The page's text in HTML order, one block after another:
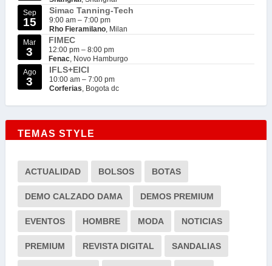
Sep
15
Simac Tanning-Tech
9:00 am – 7:00 pm
Rho Fieramilano, Milan
Mar
3
FIMEC
12:00 pm – 8:00 pm
Fenac, Novo Hamburgo
Ago
3
IFLS+EICI
10:00 am – 7:00 pm
Corferias, Bogota dc
TEMAS STYLE
ACTUALIDAD BOLSOS BOTAS
DEMO CALZADO DAMA DEMOS PREMIUM
EVENTOS HOMBRE MODA NOTICIAS
PREMIUM REVISTA DIGITAL SANDALIAS